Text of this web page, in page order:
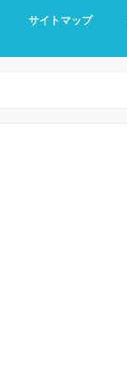
サイトマップ